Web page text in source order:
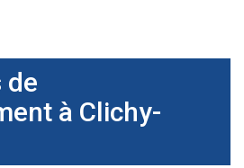
de
à Clichy-